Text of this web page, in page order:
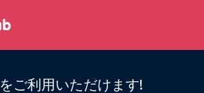
ご利用いただけます!